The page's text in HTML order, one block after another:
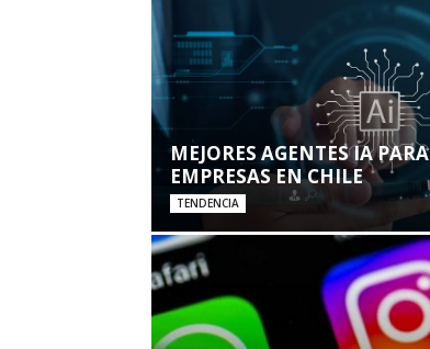
MEJORES AGENTES IA PARA
EMPRESAS EN CHILE
TENDENCIA